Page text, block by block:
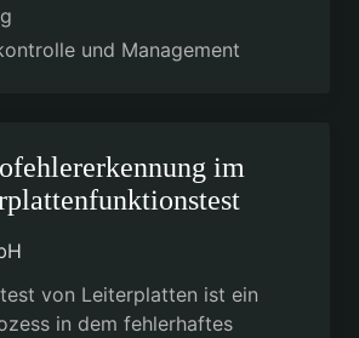
und Management
im
von Leiterplatten ist ein
in dem fehlerhaftes